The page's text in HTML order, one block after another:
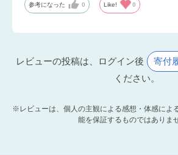
参考になった 0 Like! 0
レビューの投稿は、ログイン後 寄付
ください。
※レビューは、個人の主観による感想・体感によ
能を保証するものではありま